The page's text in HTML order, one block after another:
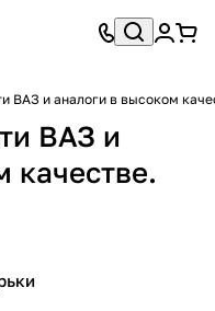
ВАЗ и аналоги в высоком
ВАЗ и
качестве.